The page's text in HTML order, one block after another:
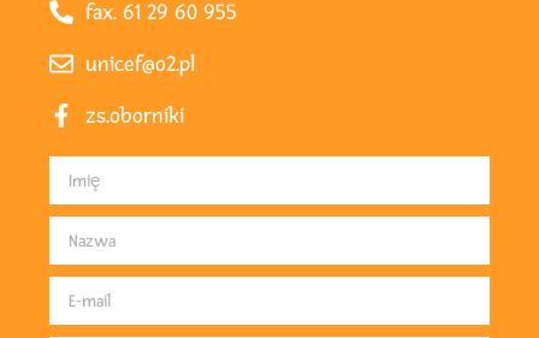
fax. 61 29 60 955
unicef@o2.pl
zs.oborniki